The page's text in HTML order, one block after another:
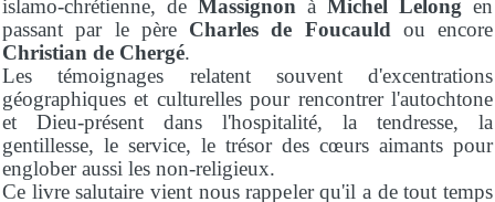
islamo-chrétienne, de Massignon à Michel Lelong en
passant par le père Charles de Foucauldou encore
Christian de Chergé.
Les témoignages relatent souvent d'excentrations
géographiques et culturelles pour rencontrer l'autochtone
et Dieu-présent dans l'hospitalité, la tendresse, la
gentillesse, le service, le trésor des cœurs aimants pour
englober aussi les non-religieux.
Ce livre salutaire vient nous rappeler qu'il a de tout temps